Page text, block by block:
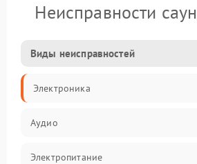
Неисправности
Виды неисправностей
Электроника
Аудио
Электропитание